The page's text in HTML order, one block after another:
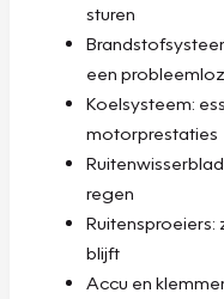
sturen
een
Koelsysteem:
motorprestaties
regen
blijft
Accu en